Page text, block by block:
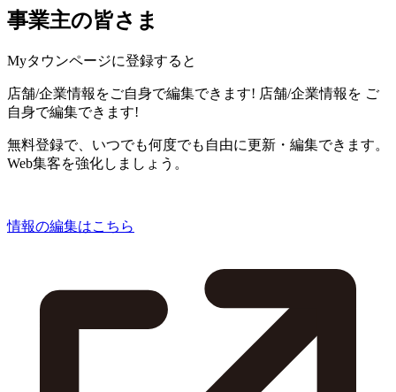
事業主の皆さま
Myタウンページに登録すると
店舗/企業情報をご自身で編集できます! 店舗/企業情報を ご
自身で編集できます!
無料登録で、いつでも何度でも自由に更新・編集できます。
Web集客を強化しましょう。
情報の編集はこちら